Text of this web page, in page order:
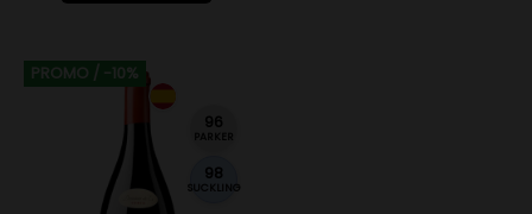
PROMO / -10%
96
PARKER
98
SUCKLING